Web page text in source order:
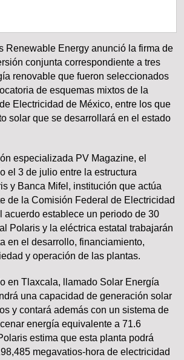
Renewable Energy anunció la firma de
conjunta correspondiente a tres
renovable que fueron seleccionados
de esquemas mixtos de la
Electricidad de México, entre los que
solar que se desarrollará en el estado
especializada PV Magazine, el
el 3 de julio entre la estructura
y Banca Mifel, institución que actúa
de la Comisión Federal de Electricidad
acuerdo establece un periodo de 30
Polaris y la eléctrica estatal trabajarán
en el desarrollo, financiamiento,
y operación de las plantas.
en Tlaxcala, llamado Solar Energía
una capacidad de generación solar
y contará además con un sistema de
energía equivalente a 71.6
estima que esta planta podrá
megavatios-hora de electricidad